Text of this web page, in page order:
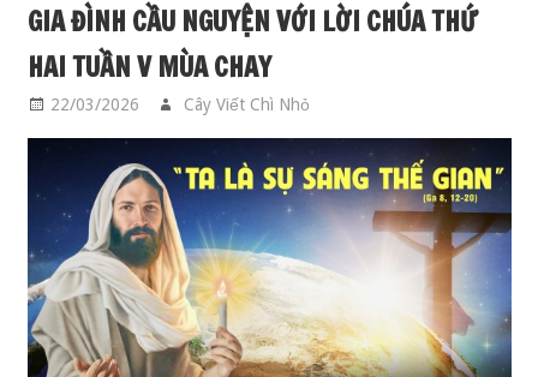
TGP
SAIGON
GIA ĐÌNH CẦU NGUYỆN VỚI LỜI CHÚA THỨ
HAI TUẦN V MÙA CHAY
22/03/2026 Cây Viết Chì Nhỏ